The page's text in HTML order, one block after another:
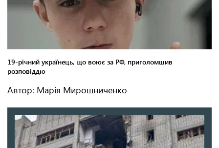
Автор: Марія Мирошниченко